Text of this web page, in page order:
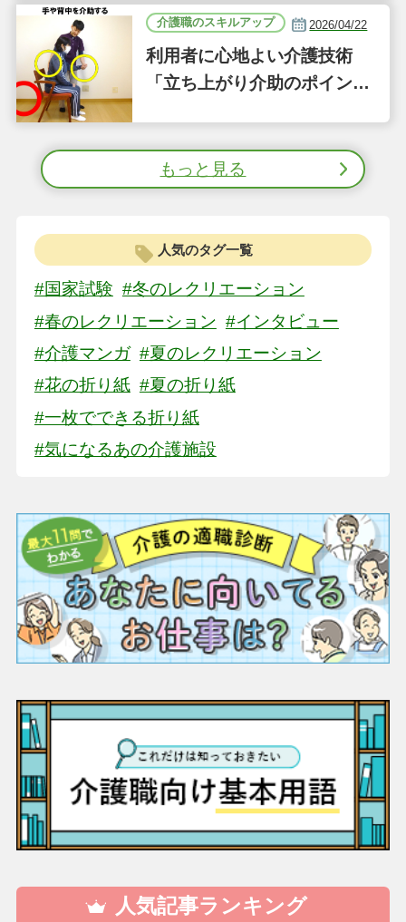
D」に注目｜気になるあの介
護施設
介護職のスキルアップ 2026/04/22
利用者に心地よい介護技術
「立ち上がり介助のポイン
もっと見る
人気のタグ一覧
#国家試験 #冬のレクリエーション
#春のレクリエーション #インタビュー
#介護マンガ #夏のレクリエーション
#花の折り紙 #夏の折り紙
#一枚でできる折り紙
#気になるあの介護施設
人気記事ランキング